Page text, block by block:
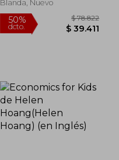
Blanda, Nuevo